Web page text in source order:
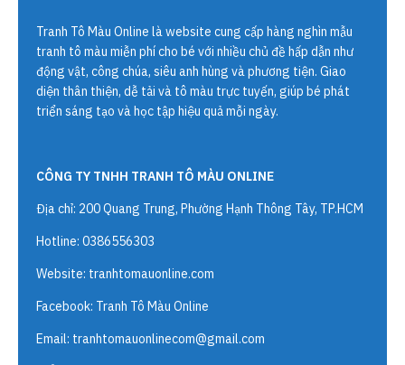
Tranh Tô Màu Online là website cung cấp hàng nghìn mẫu
tranh tô màu miễn phí cho bé với nhiều chủ đề hấp dẫn như
động vật, công chúa, siêu anh hùng và phương tiện. Giao
diện thân thiện, dễ tải và tô màu trực tuyến, giúp bé phát
triển sáng tạo và học tập hiệu quả mỗi ngày.
CÔNG TY TNHH TRANH TÔ MÀU ONLINE
Địa chỉ: 200 Quang Trung, Phường Hạnh Thông Tây, TP.HCM
Hotline: 0386556303
Website: tranhtomauonline.com
Facebook: Tranh Tô Màu Online
Email: tranhtomauonlinecom@gmail.com